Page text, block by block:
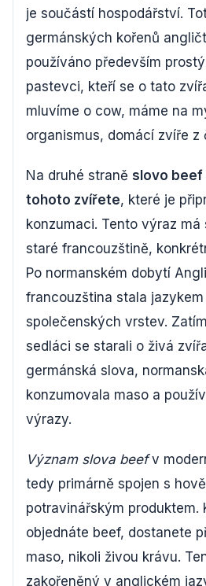
je součástí hospodářství.
germánských kořenů
používáno především
pastevci, kteří se o tato
mluvíme o cow, máme na
organismus, domácí zvíře z
Na druhé straně slovo beef
tohoto zvířete, které je
konzumaci. Tento výraz má
staré francouzštině,
Po normanském dobytí
francouzština stala
společenských vrstev.
sedláci se starali o živá
germánská slova,
konzumovala maso a
výrazy.
Význam slova beefv
tedy primárně spojen s
potravinářským produktem.
objednáte beef, dostanete
maso, nikoli živou krávu.
zakořeněný v anglickém